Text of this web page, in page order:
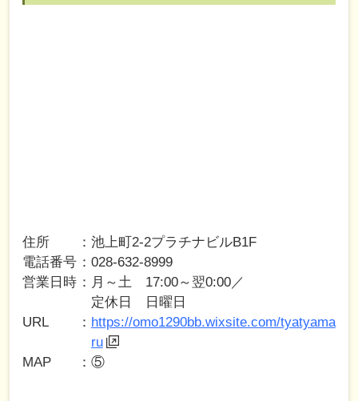
住所
池上町2-2プラチナビルB1F
電話番号
028-632-8999
営業日時
月～土 17:00～翌0:00／
定休日 日曜日
URL
https://omo1290bb.wixsite.com/tyatyama
ru
MAP
⑤